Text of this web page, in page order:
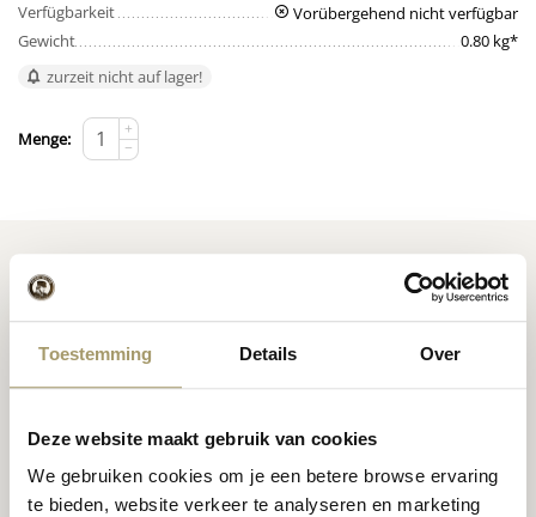
Toestemming Details Over
Deze website maakt gebruik van cookies
We gebruiken cookies om je een betere browse ervaring
te bieden, website verkeer te analyseren en marketing
Verfügbarkeit
Vorübergehend nicht verfügbar
Gewicht
0.80 kg*
zurzeit nicht auf lager!
Menge:
+
−
Inspiration für Käse
Niederländischer